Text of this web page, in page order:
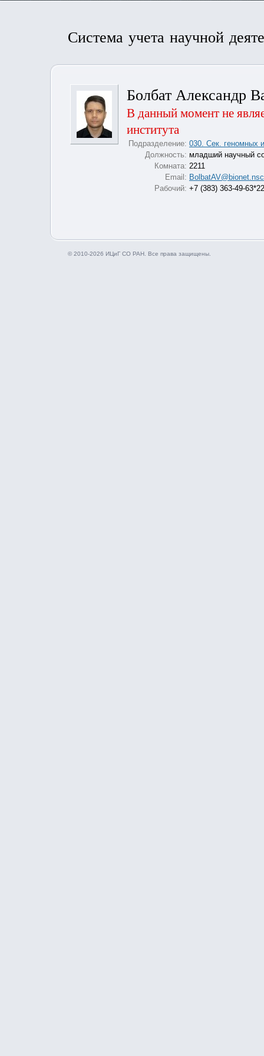
Система учета научной
Болбат Александр
В данный момент не
института
Подразделение: 030. Сек. геномных
Должность: младший научный
Комната: 2211
Email:
Рабочий: +7 (383) 363-49-
© 2010-2026 ИЦиГ СО РАН. Все права защищены.